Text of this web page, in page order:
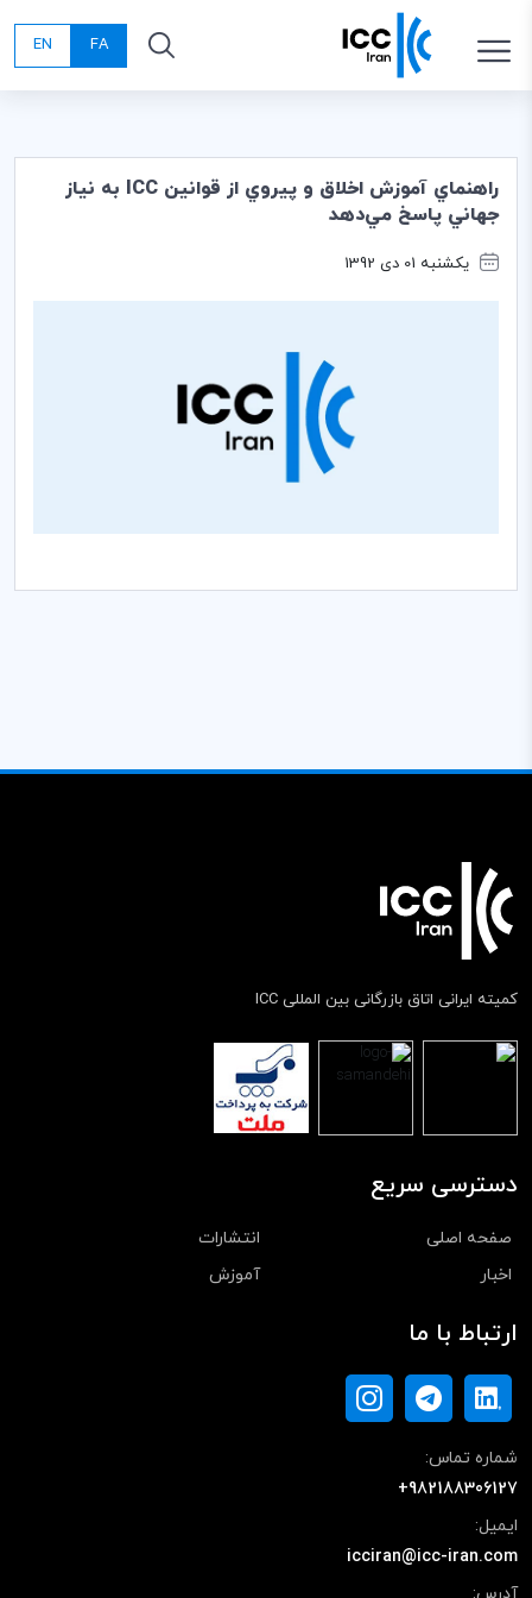
FA
EN
راهنماي آموزش اخلاق و پيروي از قوانين ICC به نياز
جهاني پاسخ مي‌دهد
یکشنبه 01 دی 1392
کمیته ایرانی اتاق بازرگانی بین المللی ICC
دسترسی سریع
صفحه اصلی
انتشارات
اخبار
آموزش
ارتباط با ما
شماره تماس:
+982188306127
ایمیل:
icciran@icc-iran.com